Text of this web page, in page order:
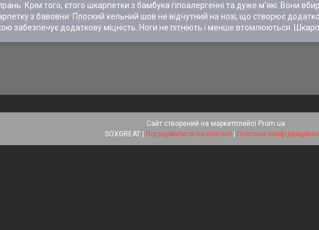
Крім того, єтого шкарпетки з бамбука гіпоалергенні та дуже м'які. Вони
з бавовни Плоский кельний шов не відчутний на нозі, що створює
забезпечує додаткову міцність. Ноги не пітніють і менше втомлюються.
Сайт створений на маркетплейсі Prom.ua
Поскаржитися на контент Політика